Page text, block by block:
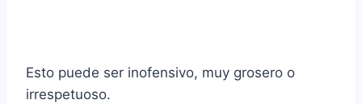
Esto puede ser inofensivo, muy grosero o
irrespetuoso.